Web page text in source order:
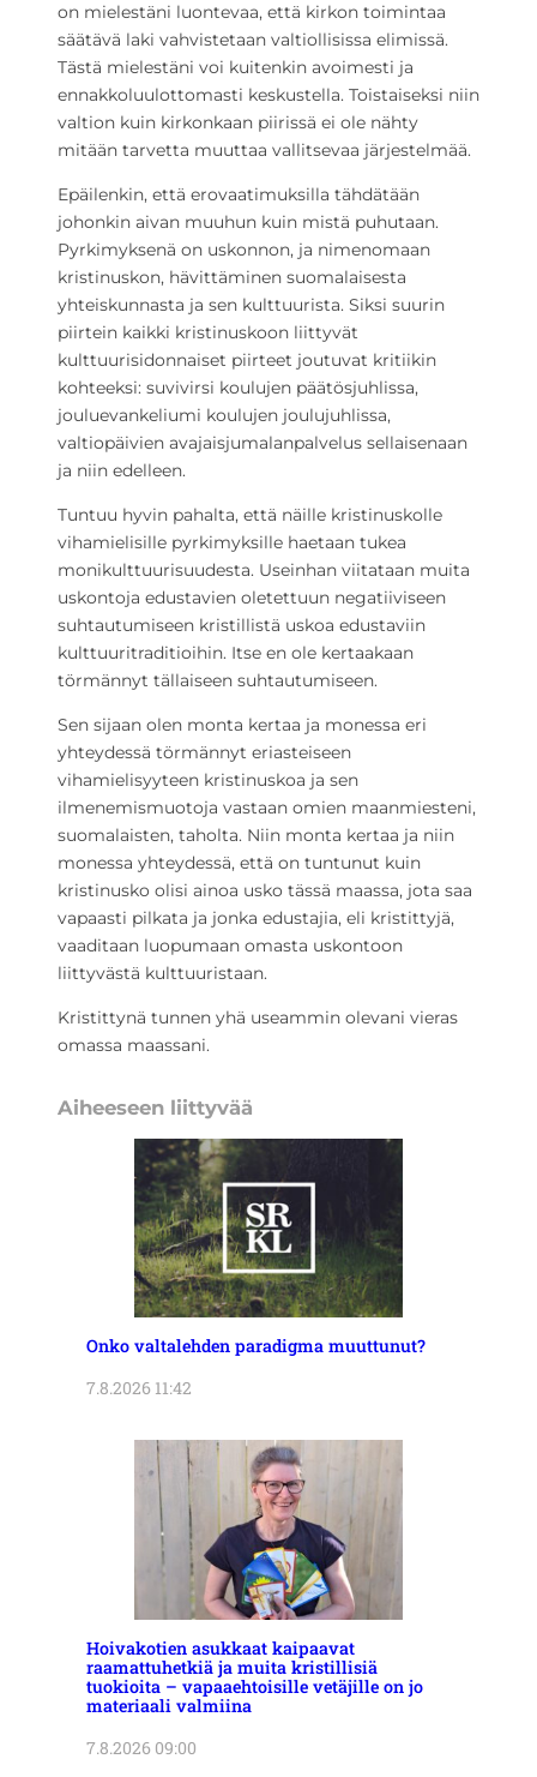
on mielestäni luontevaa, että kirkon toimintaa
säätävä laki vahvistetaan valtiollisissa elimissä.
Tästä mielestäni voi kuitenkin avoimesti ja
ennakkoluulottomasti keskustella. Toistaiseksi niin
valtion kuin kirkonkaan piirissä ei ole nähty
mitään tarvetta muuttaa vallitsevaa järjestelmää.
Epäilenkin, että erovaatimuksilla tähdätään
johonkin aivan muuhun kuin mistä puhutaan.
Pyrkimyksenä on uskonnon, ja nimenomaan
kristinuskon, hävittäminen suomalaisesta
yhteiskunnasta ja sen kulttuurista. Siksi suurin
piirtein kaikki kristinuskoon liittyvät
kulttuurisidonnaiset piirteet joutuvat kritiikin
kohteeksi: suvivirsi koulujen päätösjuhlissa,
jouluevankeliumi koulujen joulujuhlissa,
valtiopäivien avajaisjumalanpalvelus sellaisenaan
ja niin edelleen.
Tuntuu hyvin pahalta, että näille kristinuskolle
vihamielisille pyrkimyksille haetaan tukea
monikulttuurisuudesta. Useinhan viitataan muita
uskontoja edustavien oletettuun negatiiviseen
suhtautumiseen kristillistä uskoa edustaviin
kulttuuritraditioihin. Itse en ole kertaakaan
törmännyt tällaiseen suhtautumiseen.
Sen sijaan olen monta kertaa ja monessa eri
yhteydessä törmännyt eriasteiseen
vihamielisyyteen kristinuskoa ja sen
ilmenemismuotoja vastaan omien maanmiesteni,
suomalaisten, taholta. Niin monta kertaa ja niin
monessa yhteydessä, että on tuntunut kuin
kristinusko olisi ainoa usko tässä maassa, jota saa
vapaasti pilkata ja jonka edustajia, eli kristittyjä,
vaaditaan luopumaan omasta uskontoon
liittyvästä kulttuuristaan.
Kristittynä tunnen yhä useammin olevani vieras
omassa maassani.
Aiheeseen liittyvää
Onko valtalehden paradigma muuttunut?
7.8.2026 11:42
Hoivakotien asukkaat kaipaavat
raamattuhetkiä ja muita kristillisiä
tuokioita – vapaaehtoisille vetäjille on jo
materiaali valmiina
7.8.2026 09:00